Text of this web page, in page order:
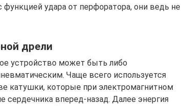
функцией удара от перфоратора, они ведь не
дрели
устройство может быть либо
Чаще всего используется
катушки, которые при электромагнитном
вперед-назад. Далее энергия